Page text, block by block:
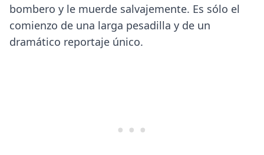
bombero y le muerde salvajemente. Es sólo el
comienzo de una larga pesadilla y de un
dramático reportaje único.